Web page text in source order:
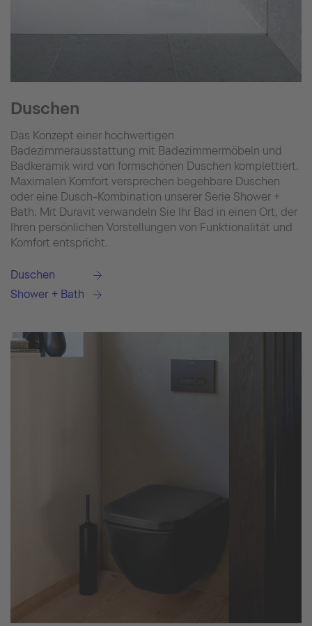
Duschen
Das Konzept einer hochwertigen
Badezimmerausstattung mit Badezimmermöbeln und
Badkeramik wird von formschönen Duschen komplettiert.
Maximalen Komfort versprechen begehbare Duschen
oder eine Dusch-Kombination unserer Serie Shower +
Bath. Mit Duravit verwandeln Sie Ihr Bad in einen Ort, der
Ihren persönlichen Vorstellungen von Funktionalität und
Komfort entspricht.
Duschen
Shower + Bath